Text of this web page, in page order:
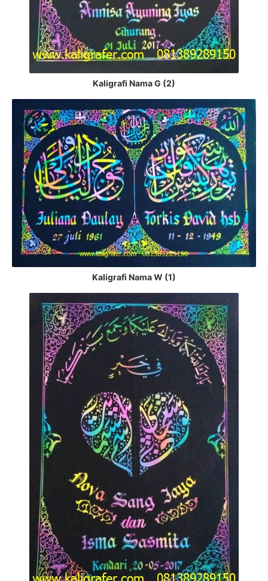
Kaligrafi Nama G (2)
Kaligrafi Nama W (1)